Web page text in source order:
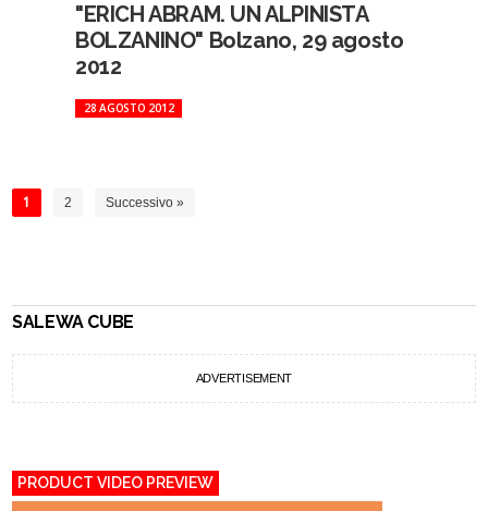
"ERICH ABRAM. UN ALPINISTA
BOLZANINO" Bolzano, 29 agosto
2012
28 AGOSTO 2012
1 2 Successivo »
SALEWA CUBE
ADVERTISEMENT
PRODUCT VIDEO PREVIEW